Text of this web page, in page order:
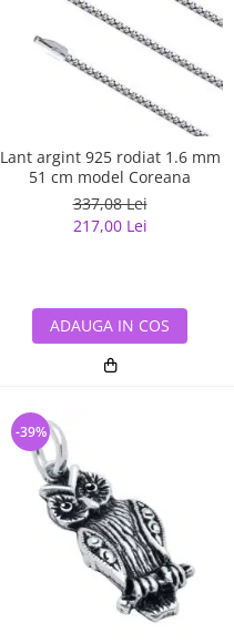
Lant argint 925 rodiat 1.6 mm
51 cm model Coreana
337,08 Lei
217,00 Lei
ADAUGA IN COS
-39%